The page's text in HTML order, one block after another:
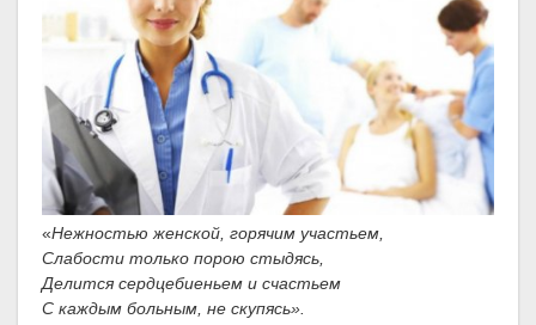
«Нежностью женской, горячим участьем,
Слабости только порою стыдясь,
Делится сердцебиеньем и счастьем
С каждым больным, не скупясь».